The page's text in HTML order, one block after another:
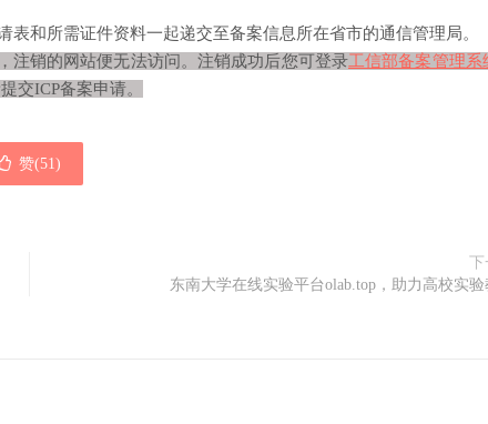
和所需证件资料一起递交至备案信息所在省市的通信管理局。
注销的网站便无法访问。注销成功后您可登录工信部备案管理系
交ICP备案申请。
赞(51 )
东南大学在线实验平台olab.top，助力高校实